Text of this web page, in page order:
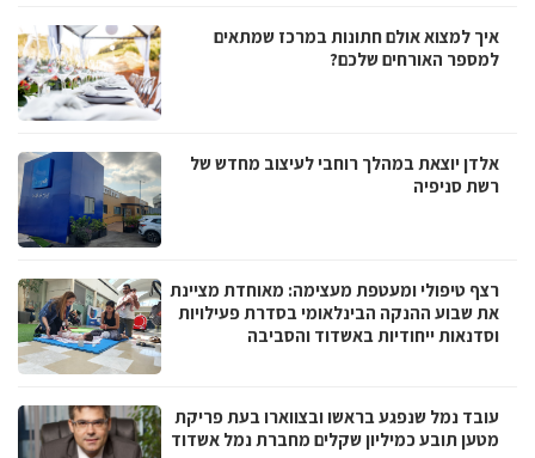
איך למצוא אולם חתונות במרכז שמתאים
למספר האורחים שלכם?
אלדן יוצאת במהלך רוחבי לעיצוב מחדש של
רשת סניפיה
רצף טיפולי ומעטפת מעצימה: מאוחדת מציינת
את שבוע ההנקה הבינלאומי בסדרת פעילויות
וסדנאות ייחודיות באשדוד והסביבה
עובד נמל שנפגע בראשו ובצווארו בעת פריקת
מטען תובע כמיליון שקלים מחברת נמל אשדוד